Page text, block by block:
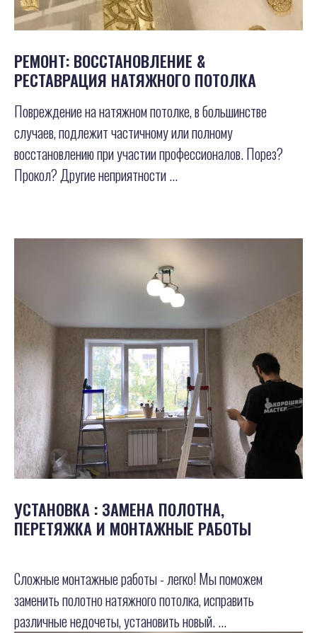
РЕМОНТ: ВОССТАНОВЛЕНИЕ &
РЕСТАВРАЦИЯ НАТЯЖНОГО ПОТОЛКА
Повреждение на натяжном потолке, в большинстве
случаев, подлежит частичному или полному
восстановлению при участии профессионалов. Порез?
Прокол? Другие неприятности ...
УСТАНОВКА : ЗАМЕНА ПОЛОТНА,
ПЕРЕТЯЖКА И МОНТАЖНЫЕ РАБОТЫ
Сложные монтажные работы - легко! Мы поможем
заменить полотно натяжного потолка, исправить
различные недочеты, установить новый. ...